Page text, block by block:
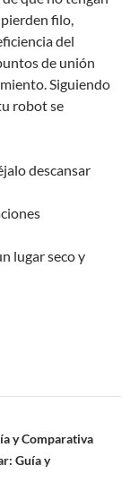
filo,
del
de unión
Siguiendo
robot se
descansar
lugar seco y
y Comparativa
Guía y